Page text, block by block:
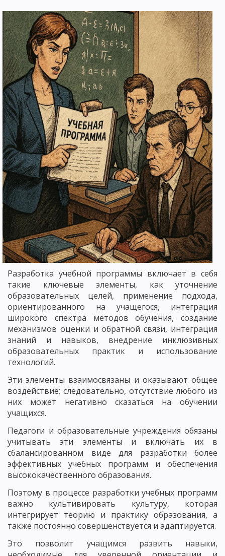
Разработка учебной программы включает в себя
такие ключевые элементы, как уточнение
образовательных целей, применение подхода,
ориентированного на учащегося, интеграция
широкого спектра методов обучения, создание
механизмов оценки и обратной связи, интеграция
знаний и навыков, внедрение инклюзивных
образовательных практик и использование
технологий.
Эти элементы взаимосвязаны и оказывают общее
воздействие; следовательно, отсутствие любого из
них может негативно сказаться на обучении
учащихся.
Педагоги и образовательные учреждения обязаны
учитывать эти элементы и включать их в
сбалансированном виде для разработки более
эффективных учебных программ и обеспечения
высококачественного образования.
Поэтому в процессе разработки учебных программ
важно культивировать культуру, которая
интегрирует теорию и практику образования, а
также постоянно совершенствуется и адаптируется.
Это позволит учащимся развить навыки,